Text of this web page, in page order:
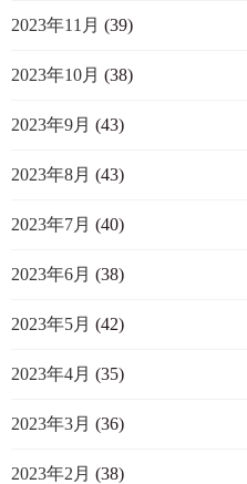
2023年11月 (39)
2023年10月 (38)
2023年9月 (43)
2023年8月 (43)
2023年7月 (40)
2023年6月 (38)
2023年5月 (42)
2023年4月 (35)
2023年3月 (36)
2023年2月 (38)